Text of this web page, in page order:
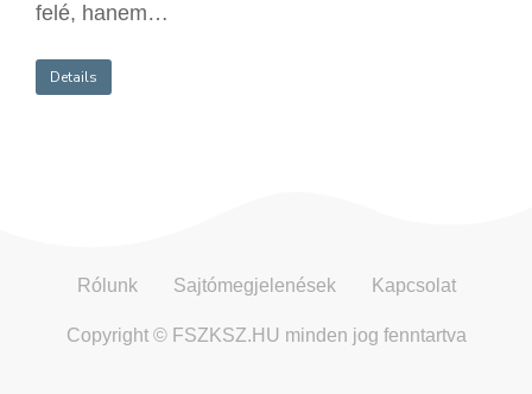
felé, hanem…
Details
Rólunk Sajtómegjelenések Kapcsolat
Copyright © FSZKSZ.HU minden jog fenntartva